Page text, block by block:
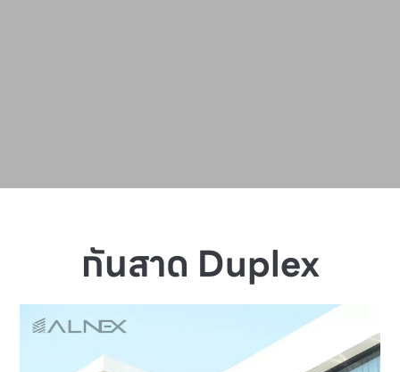
กันสาด Duplex